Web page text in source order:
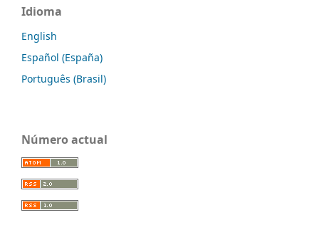
Idioma
English
Español (España)
Português (Brasil)
Número actual